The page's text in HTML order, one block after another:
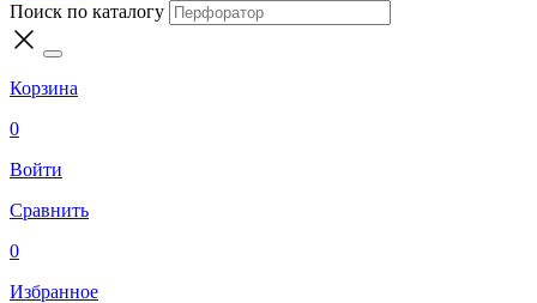
Поиск по каталогу
Корзина
0
Войти
Сравнить
0
Избранное